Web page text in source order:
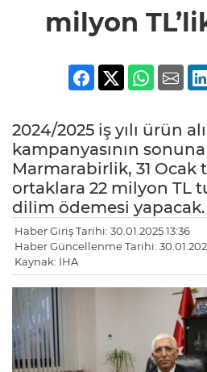
milyon
2024/2025 iş yılı ürün
kampanyasının
Marmarabirlik, 31 Ocak
ortaklara 22 milyon TL
dilim ödemesi yapacak.
Haber Giriş Tarihi: 30.01.2025 13:36
Haber Güncellenme Tarihi:
Kaynak: İHA